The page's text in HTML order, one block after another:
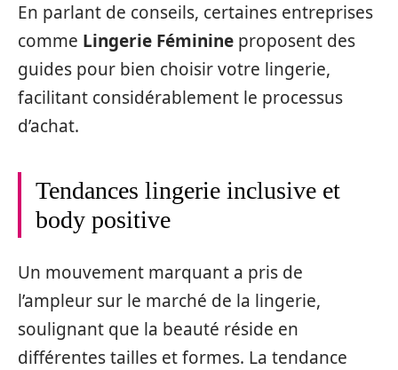
En parlant de conseils, certaines entreprises
comme Lingerie Féminine proposent des
guides pour bien choisir votre lingerie,
facilitant considérablement le processus
d’achat.
Tendances lingerie inclusive et
body positive
Un mouvement marquant a pris de
l’ampleur sur le marché de la lingerie,
soulignant que la beauté réside en
différentes tailles et formes. La tendance